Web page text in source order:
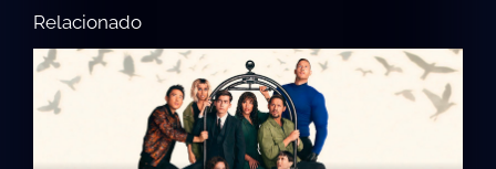
Relacionado